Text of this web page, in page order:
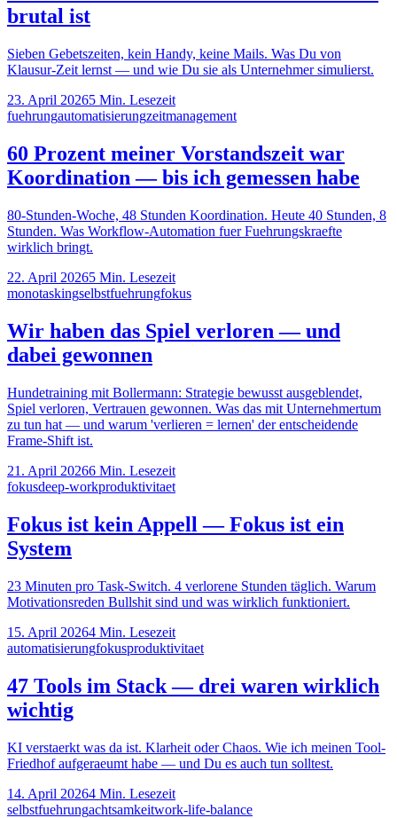
brutal ist
Sieben Gebetszeiten, kein Handy, keine Mails. Was Du von
Klausur-Zeit lernst — und wie Du sie als Unternehmer simulierst.
23. April 20265 Min. Lesezeit
fuehrungautomatisierungzeitmanagement
60 Prozent meiner Vorstandszeit war
Koordination — bis ich gemessen habe
80-Stunden-Woche, 48 Stunden Koordination. Heute 40 Stunden, 8
Stunden. Was Workflow-Automation fuer Fuehrungskraefte
wirklich bringt.
22. April 20265 Min. Lesezeit
monotaskingselbstfuehrungfokus
Wir haben das Spiel verloren — und
dabei gewonnen
Hundetraining mit Bollermann: Strategie bewusst ausgeblendet,
Spiel verloren, Vertrauen gewonnen. Was das mit Unternehmertum
zu tun hat — und warum 'verlieren = lernen' der entscheidende
Frame-Shift ist.
21. April 20266 Min. Lesezeit
fokusdeep-workproduktivitaet
Fokus ist kein Appell — Fokus ist ein
System
23 Minuten pro Task-Switch. 4 verlorene Stunden täglich. Warum
Motivationsreden Bullshit sind und was wirklich funktioniert.
15. April 20264 Min. Lesezeit
automatisierungfokusproduktivitaet
47 Tools im Stack — drei waren wirklich
wichtig
KI verstaerkt was da ist. Klarheit oder Chaos. Wie ich meinen Tool-
Friedhof aufgeraeumt habe — und Du es auch tun solltest.
14. April 20264 Min. Lesezeit
selbstfuehrungachtsamkeitwork-life-balance